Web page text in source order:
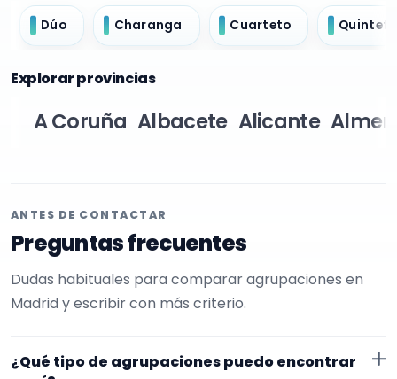
Dúo Charanga Cuarteto Quinteto
Explorar provincias
A Coruña Albacete Alicante
ANTES DE CONTACTAR
Preguntas frecuentes
Dudas habituales para comparar agrupaciones en
Madrid y escribir con más criterio.
¿Qué tipo de agrupaciones puedo encontrar